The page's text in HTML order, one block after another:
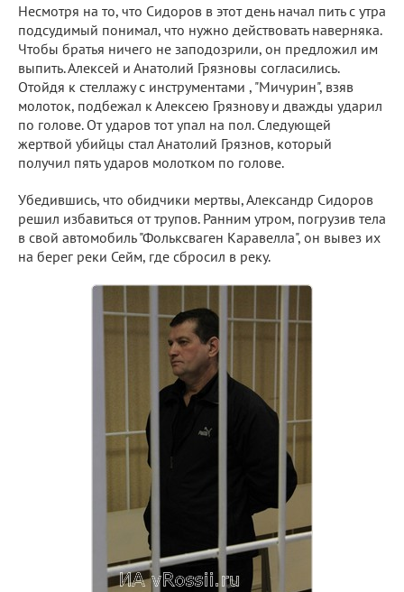
Несмотря на то, что Сидоров в этот день начал пить с утра
подсудимый понимал, что нужно действовать наверняка.
Чтобы братья ничего не заподозрили, он предложил им
выпить. Алексей и Анатолий Грязновы согласились.
Отойдя к стеллажу с инструментами , "Мичурин", взяв
молоток, подбежал к Алексею Грязнову и дважды ударил
по голове. От ударов тот упал на пол. Следующей
жертвой убийцы стал Анатолий Грязнов, который
получил пять ударов молотком по голове.
Убедившись, что обидчики мертвы, Александр Сидоров
решил избавиться от трупов. Ранним утром, погрузив тела
в свой автомобиль "Фольксваген Каравелла", он вывез их
на берег реки Сейм, где сбросил в реку.